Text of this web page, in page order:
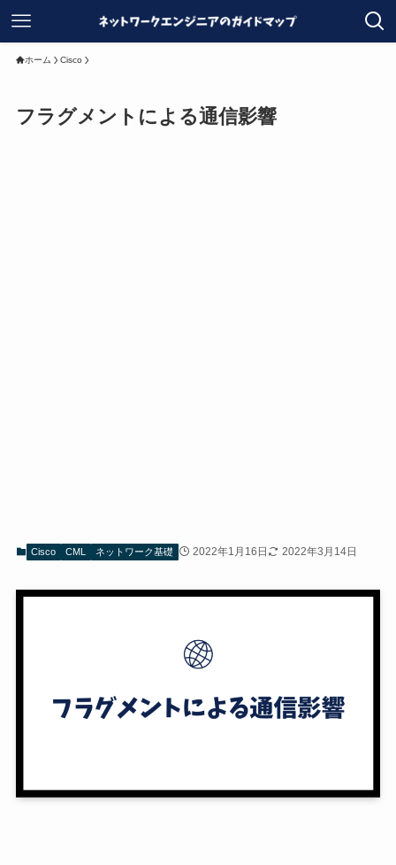
ホーム Cisco
フラグメントによる通信影響
Cisco CML ネットワーク基礎 2022年1月16日 2022年3月14日